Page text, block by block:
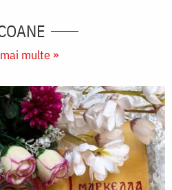
multe »